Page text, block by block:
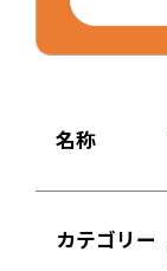
名称
カテゴリー